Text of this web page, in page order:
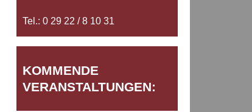
Tel.: 0 29 22 / 8 10 31
KOMMENDE
VERANSTALTUNGEN: